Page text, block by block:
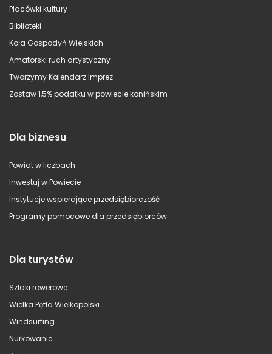
Placówki kultury
Biblioteki
Koła Gospodyń Wiejskich
Amatorski ruch artystyczny
Tworzymy Kalendarz Imprez
Zostaw 1,5% podatku w powiecie konińskim
Dla biznesu
Powiat w liczbach
Inwestuj w Powiecie
Instytucje wspierające przedsiębiorczość
Programy pomocowe dla przedsiębiorców
Dla turystów
Szlaki rowerowe
Wielka Pętla Wielkopolski
Windsurfing
Nurkowanie